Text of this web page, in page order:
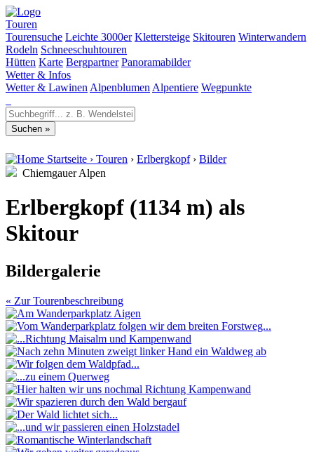
Touren
Tourensuche Leichte 3000er Klettersteige Skitouren Winterwandern
Rodeln Schneeschuhtouren
Hütten Karte Bergpartner Panoramabilder
Wetter & Infos
Wetter & Lawinen Alpenblumen Alpentiere Wegpunkte
Startseite › Touren › Erlbergkopf › Bilder
Chiemgauer Alpen
Erlbergkopf (1134 m) als
Skitour
Bildergalerie
« Zur Tourenbeschreibung